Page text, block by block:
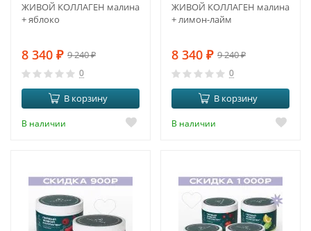
ЖИВОЙ КОЛЛАГЕН малина
+ яблоко
8 340 ₽ 9 240₽
0
В корзину
В наличии
ЖИВОЙ КОЛЛАГЕН малина
+ лимон-лайм
8 340 ₽ 9 240₽
0
В корзину
В наличии